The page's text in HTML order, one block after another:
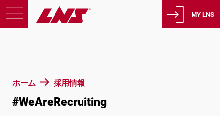
ホーム 採用情報
#WeAreRecruiting
教育
会社概要
MY LNS